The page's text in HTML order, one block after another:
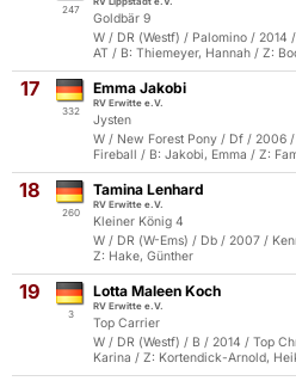
247
Goldbär 9
W / DR (Westf) / Palomino / 2014
AT / B: Thiemeyer, Hannah / Z:
17
332
Emma Jakobi
RV Erwitte e.V.
Jysten
W / New Forest Pony / Df / 2006
Fireball / B: Jakobi, Emma / Z:
18
260
Tamina Lenhard
RV Erwitte e.V.
Kleiner König 4
W / DR (W-Ems) / Db / 2007 /
Z: Hake, Günther
19
3
Lotta Maleen Koch
RV Erwitte e.V.
Top Carrier
W / DR (Westf) / B / 2014 / Top
Karina / Z: Kortendick-Arnold,